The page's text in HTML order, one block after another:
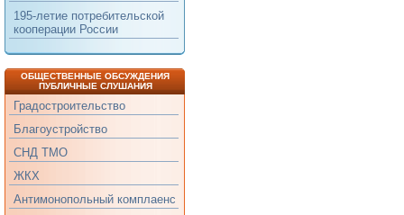
195-летие потребительской
кооперации России
ОБЩЕСТВЕННЫЕ ОБСУЖДЕНИЯ
ПУБЛИЧНЫЕ СЛУШАНИЯ
Градостроительство
Благоустройство
СНД ТМО
ЖКХ
Антимонопольный комплаенс